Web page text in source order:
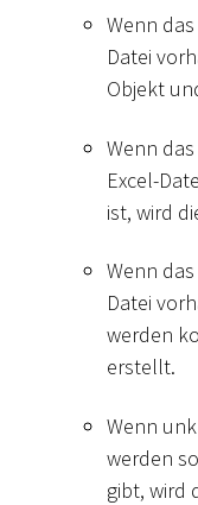
Wenn
Datei
Objekt
Wenn
Excel-
ist, wird
Wenn
Datei
werden
erstellt.
Wenn
werden
gibt, wird